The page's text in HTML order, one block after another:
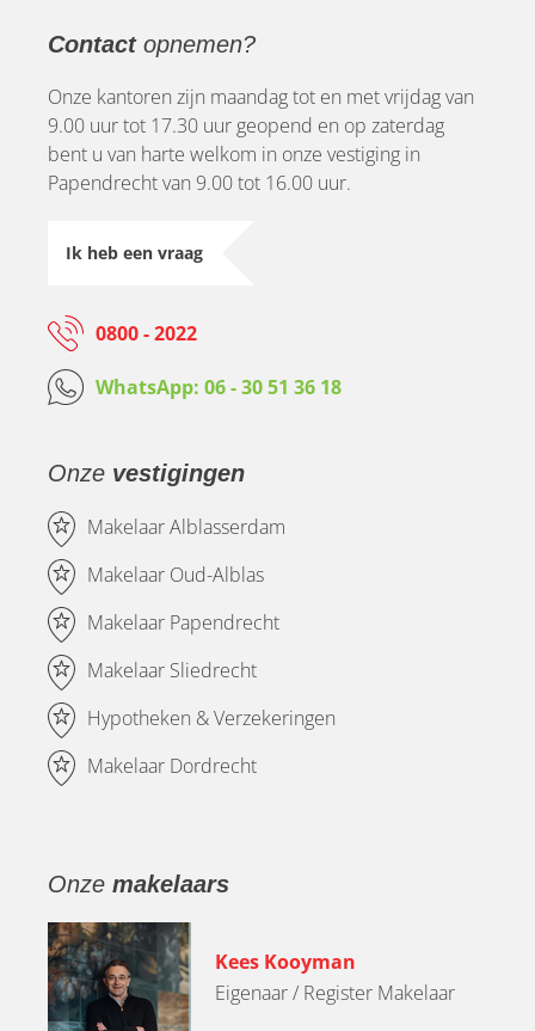
Contactopnemen?
Onze kantoren zijn maandag tot en met vrijdag van
9.00 uur tot 17.30 uur geopend en op zaterdag
bent u van harte welkom in onze vestiging in
Papendrecht van 9.00 tot 16.00 uur.
Ik heb een vraag
0800 - 2022
WhatsApp: 06 - 30 51 36 18
Onze vestigingen
Makelaar Alblasserdam
Makelaar Oud-Alblas
Makelaar Papendrecht
Makelaar Sliedrecht
Hypotheken & Verzekeringen
Makelaar Dordrecht
Onze makelaars
Kees Kooyman
Eigenaar / Register Makelaar